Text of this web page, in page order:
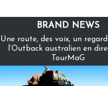
BRAND NEWS
Une route, des voix, un
l’Outback australien en
TourMaG